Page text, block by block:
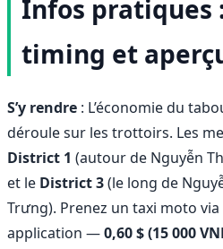
Infos pratiques
timing et
S’y rendre : L’économie du
déroule sur les trottoirs. Les
District 1 (autour de Nguyễn
et le District 3(le long de
Trưng). Prenez un taxi moto
application —0,60 $ (15 000